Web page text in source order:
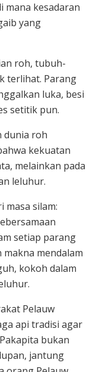
mana kesadaran
yang
roh, tubuh-
terlihat. Parang
luka, besi
setitik pun.
dunia roh
kekuatan
melainkan pada
leluhur.
masa silam:
setiap parang
mendalam
kokoh dalam
Pelauw
api tradisi agar
bukan
jantung